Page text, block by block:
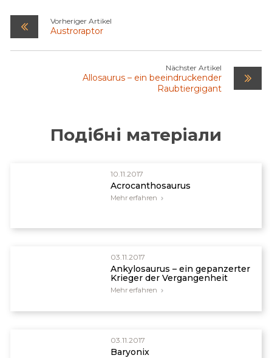
Vorheriger Artikel
Austroraptor
Nächster Artikel
Allosaurus – ein beeindruckender
Raubtiergigant
Подібні матеріали
10.11.2017
Acrocanthosaurus
Mehr erfahren
03.11.2017
Ankylosaurus – ein gepanzerter
Krieger der Vergangenheit
Mehr erfahren
03.11.2017
Baryonix